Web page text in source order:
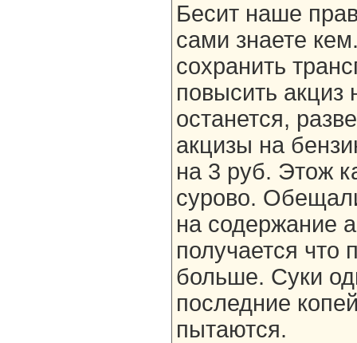
Бесит наше
сами знаете
сохранить
повысить акциз
останется,
акцизы на
на 3 руб. Этож
сурово.
на содержание
получается что
больше. Суки
последние
пытаются.